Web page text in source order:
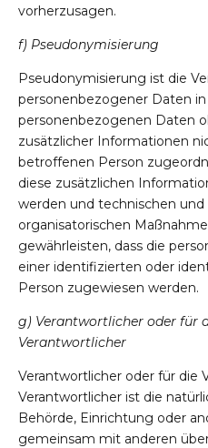
vorherzusagen.
f) Pseudonymisierung
Pseudonymisierung ist die
personenbezogener Daten
personenbezogenen Daten
zusätzlicher Informationen
betroffenen Person
diese zusätzlichen
werden und technischen und
organisatorischen
gewährleisten, dass die
einer identifizierten oder
Person zugewiesen werden.
g) Verantwortlicher oder für
Verantwortlicher
Verantwortlicher oder für die
Verantwortlicher ist die
Behörde, Einrichtung oder
gemeinsam mit anderen